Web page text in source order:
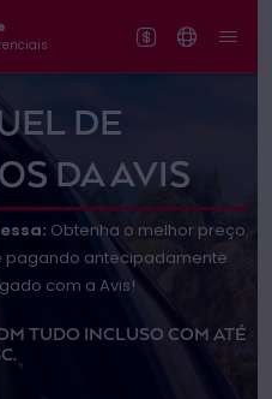
DE
DA AVIS
Obtenha o melhor preço
pagando antecipadamente
com a Avis!
TUDO INCLUSO COM ATÉ